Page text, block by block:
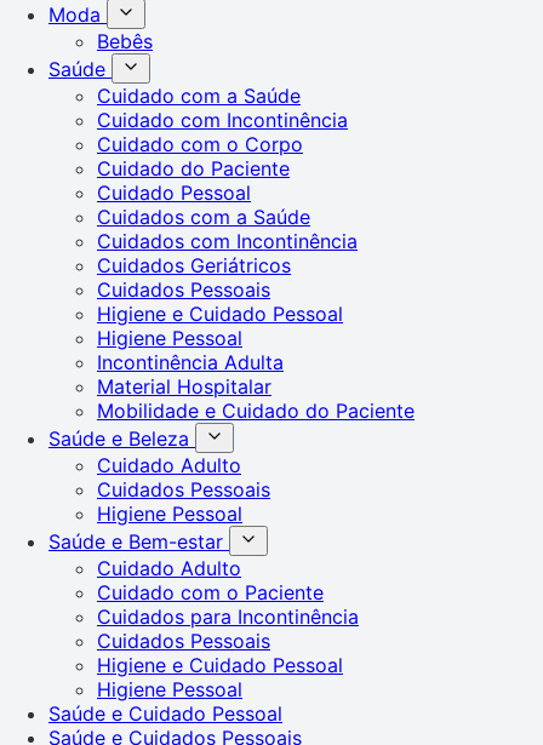
Moda
Bebês
Saúde
Cuidado com a Saúde
Cuidado com Incontinência
Cuidado com o Corpo
Cuidado do Paciente
Cuidado Pessoal
Cuidados com a Saúde
Cuidados com Incontinência
Cuidados Geriátricos
Cuidados Pessoais
Higiene e Cuidado Pessoal
Higiene Pessoal
Incontinência Adulta
Material Hospitalar
Mobilidade e Cuidado do Paciente
Saúde e Beleza
Cuidado Adulto
Cuidados Pessoais
Higiene Pessoal
Saúde e Bem-estar
Cuidado Adulto
Cuidado com o Paciente
Cuidados para Incontinência
Cuidados Pessoais
Higiene e Cuidado Pessoal
Higiene Pessoal
Saúde e Cuidado Pessoal
Saúde e Cuidados Pessoais